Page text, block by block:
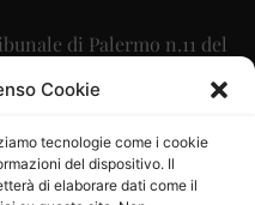
Cookie
tecnologie come i cookie
del dispositivo. Il
di elaborare dati come il
di Palermo n.11 del
Scaglione